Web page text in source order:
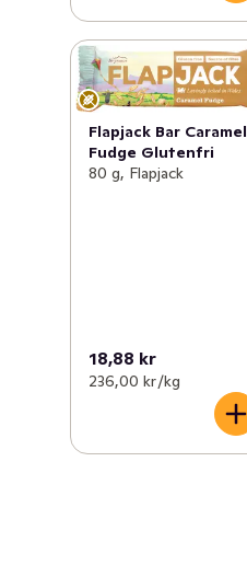
Flapjack Bar Caramel
Fudge Glutenfri
80 g, Flapjack
18,88 kr
236,00 kr /kg